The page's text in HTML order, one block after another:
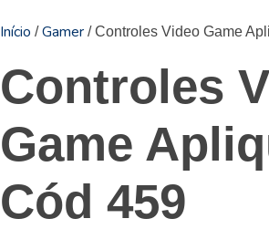
Início /Gamer / Controles Video Game
Controles
Game
Cód 459